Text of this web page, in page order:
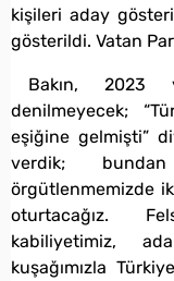
kişileri aday
gösterildi. Vatan
Bakın, 2023
denilmeyecek;
eşiğine gelmişti”
verdik;
örgütlenmemizde
oturtacağız.
kabiliyetimiz,
kuşağımızla